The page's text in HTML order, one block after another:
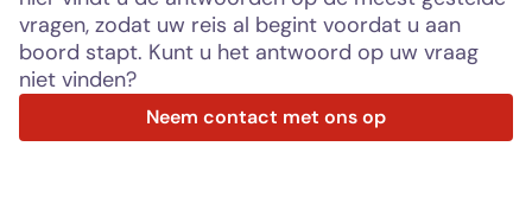
vragen, zodat uw reis al begint voordat u aan
boord stapt. Kunt u het antwoord op uw vraag
niet vinden?
Neem contact met ons op